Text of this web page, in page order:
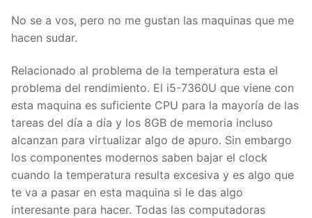
No se a vos, pero no me gustan las maquinas que me
hacen sudar.
Relacionado al problema de la temperatura esta el
problema del rendimiento. El i5-7360U que viene con
esta maquina es suficiente CPU para la mayoría de las
tareas del día a día y los 8GB de memoria incluso
alcanzan para virtualizar algo de apuro. Sin embargo
los componentes modernos saben bajar el clock
cuando la temperatura resulta excesiva y es algo que
te va a pasar en esta maquina si le das algo
interesante para hacer. Todas las computadoras